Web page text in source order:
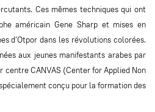
Ces mêmes techniques qui ont
américain Gene Sharp et mises en
d’Otpor dans les révolutions colorées.
aux jeunes manifestants arabes par
centre CANVAS (Center for Applied Non
conçu pour la formation des